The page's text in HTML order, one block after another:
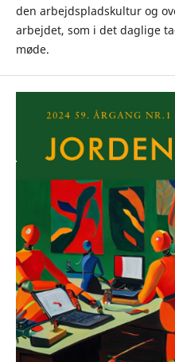
den arbejdspladskultur og
arbejdet, som i det daglige
møde.